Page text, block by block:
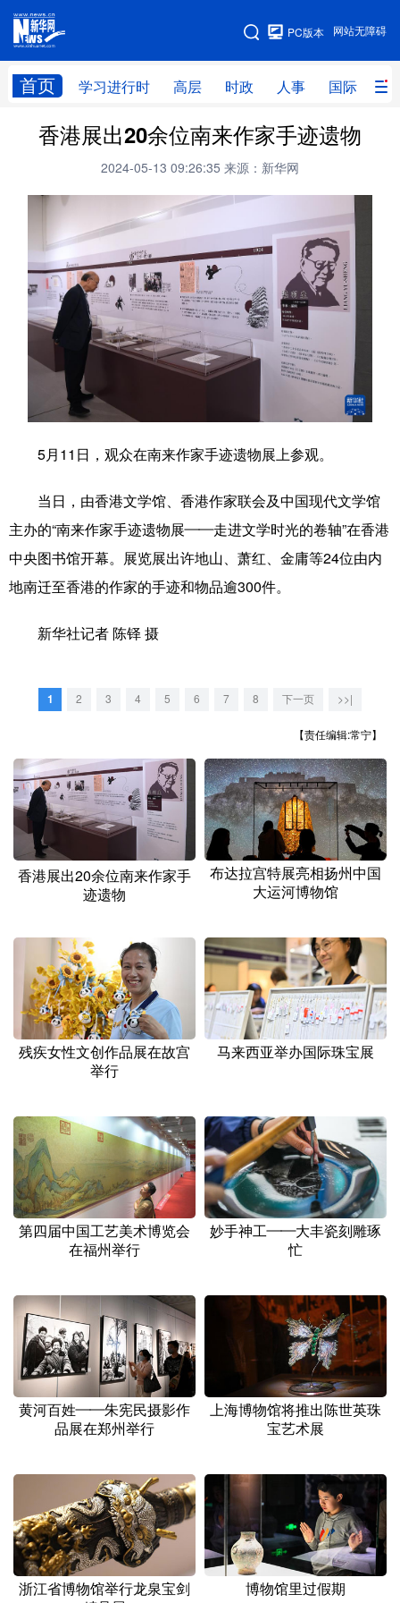
网站无障碍
PC版本
首页 学习进行时 高层 时政 人事 国际 财
网站地图
学习进行时 高层 时政 人事
财经 网评
台湾 思客智库 全球连线
科技 科创 量子 体育
文化 书画 健康 军事
访谈 图片
中央文件 金融 汽车
食品 数字经济
彩票 娱乐 时尚 悦读
文化产业
北京
江苏
浙江 安徽 福建 江西
山东 河南 湖北 湖南
广西 海南 重庆
四川 贵州 云南 西藏
新疆 内蒙古 黑龙江
多语种频道
English Español Français عربى
Deutsch Português
香港展出20余位南来作家手迹遗物
2024-05-13 09:26:35 来源：新华网
5月11日，观众在南来作家手迹遗物展上参观。
当日，由香港文学馆、香港作家联会及中国现代文学馆
主办的“南来作家手迹遗物展——走进文学时光的卷轴”在香港
中央图书馆开幕。展览展出许地山、萧红、金庸等24位由内
地南迁至香港的作家的手迹和物品逾300件。
新华社记者 陈铎 摄
1 2 3 4 5 6 7 8 下一页 >>|
【责任编辑:常宁】
香港展出20余位南来作家手
迹遗物
布达拉宫特展亮相扬州中国
大运河博物馆
残疾女性文创作品展在故宫
举行
马来西亚举办国际珠宝展
第四届中国工艺美术博览会
在福州举行
妙手神工——大丰瓷刻雕琢
忙
黄河百姓——朱宪民摄影作
品展在郑州举行
上海博物馆将推出陈世英珠
宝艺术展
浙江省博物馆举行龙泉宝剑
博物馆里过假期